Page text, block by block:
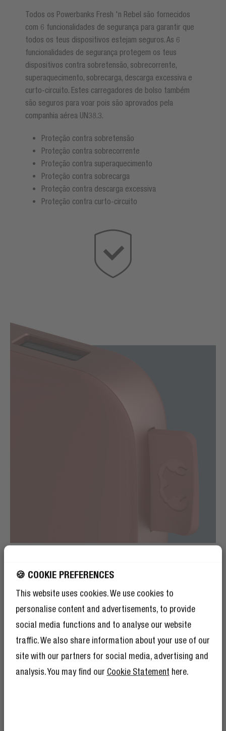
🍪 COOKIE PREFERENCES
This website uses cookies. We use cookies to
personalise content and advertisements, to provide
social media functions and to analyse our website
traffic. We also share information about your use of our
site with our partners for social media, advertising and
analysis. You may find our Cookie Statement here.
Todos os Powerbanks Fresh 'n Rebel são fornecidos
com 6 funcionalidades de segurança para garantir que
todos os teus dispositivos estejam seguros. As 6
funcionalidades de segurança protegem os teus
dispositivos contra sobretensão, sobrecorrente,
superaquecimento, sobrecarga, descarga excessiva e
curto-circuito. Estes carregadores de bolso também
são seguros para voar pois são aprovados pela
companhia aérea UN38.3.
Proteção contra sobretensão
Proteção contra sobrecorrente
Proteção contra superaquecimento
Proteção contra sobrecarga
Proteção contra descarga excessiva
Proteção contra curto-circuito
MATERIAIS DE QUALIDADE
O DESIGN ESTÁ NOS
DETALHES
Os Powerbanks são feitos de materiais leves e macios
com curvas suaves. Na lateral podes encontrar uma
etiqueta de couro vegan com o nosso logótipo em
relevo e no topo do Powerbank as suaves luzes LED de